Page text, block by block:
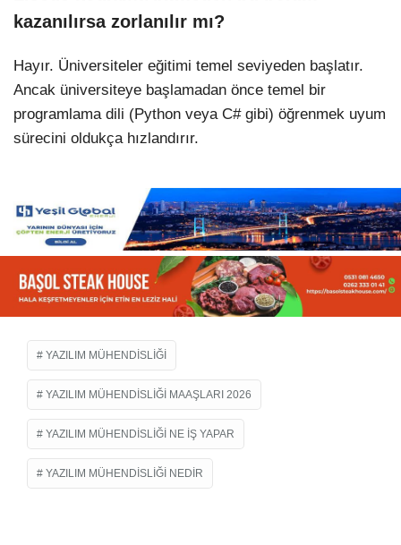
kazanılırsa zorlanılır mı?
Hayır. Üniversiteler eğitimi temel seviyeden başlatır.
Ancak üniversiteye başlamadan önce temel bir
programlama dili (Python veya C# gibi) öğrenmek uyum
sürecini oldukça hızlandırır.
YAZILIM MÜHENDISLIĞI
YAZILIM MÜHENDISLIĞI MAAŞLARI 2026
YAZILIM MÜHENDISLIĞI NE IŞ YAPAR
YAZILIM MÜHENDISLIĞI NEDIR